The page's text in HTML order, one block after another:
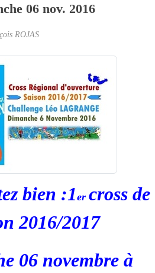
06 nov. 2016
ROJAS
bien :1er cross de
2016/2017
06 novembre à